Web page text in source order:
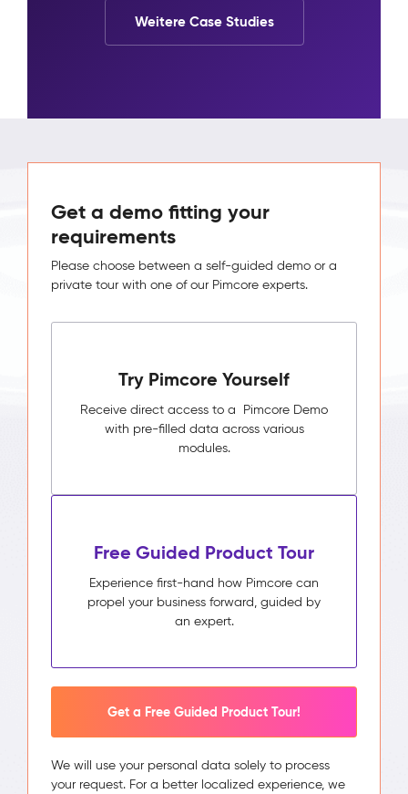
Weitere Case Studies
Get a demo fitting your
requirements
Please choose between a self-guided demo or a
private tour with one of our Pimcore experts.
Try Pimcore Yourself
Receive direct access to a Pimcore Demo
with pre-filled data across various
modules.
Free Guided Product Tour
Experience first-hand how Pimcore can
propel your business forward, guided by
an expert.
Get a Free Guided Product Tour!
We will use your personal data solely to process
your request. For a better localized experience, we